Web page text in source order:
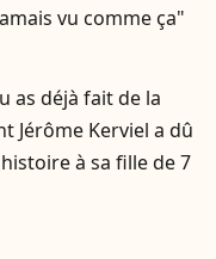
vu comme ça"
as déjà fait de la
Jérôme Kerviel a dû
à sa fille de 7